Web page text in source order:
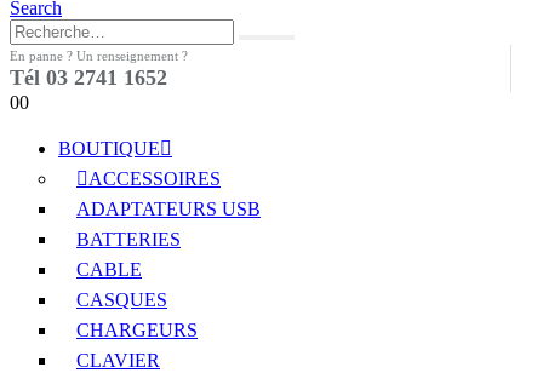
Search
En panne ? Un renseignement ?
Tél 03 2741 1652
00
BOUTIQUE
ACCESSOIRES
ADAPTATEURS USB
BATTERIES
CABLE
CASQUES
CHARGEURS
CLAVIER